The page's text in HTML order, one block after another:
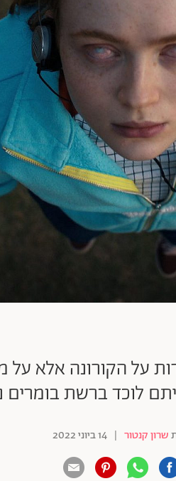
על הקורונה אלא
לוכד ברשת בומרים
שרון קנטור | 14 ביוני 2022